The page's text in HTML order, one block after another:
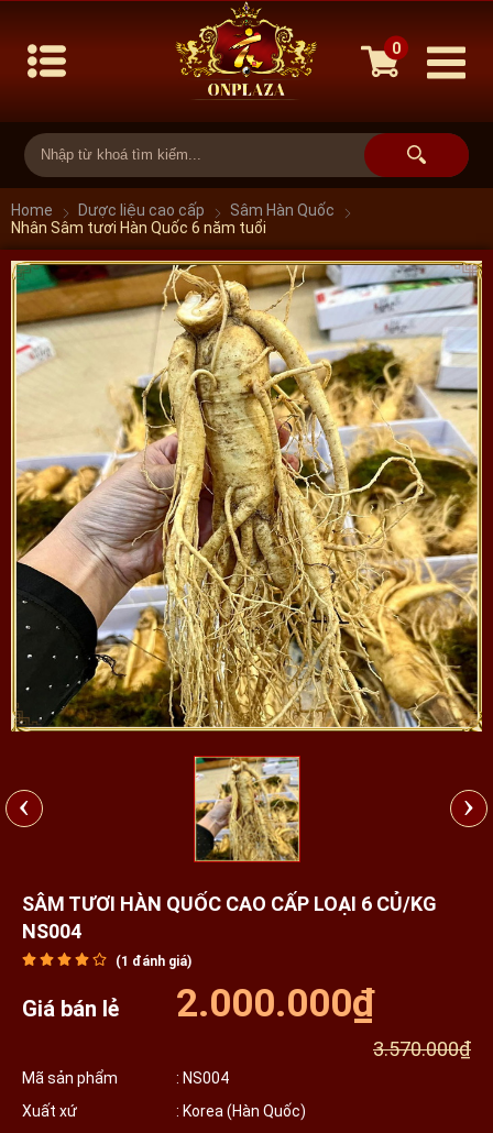
0
Home Dược liệu cao cấp
Sâm Hàn Quốc
Nhân Sâm tươi Hàn Quốc 6 năm tuổi
‹ ›
SÂM TƯƠI HÀN QUỐC CAO CẤP LOẠI 6 CỦ/KG
NS004
(1 đánh giá)
Giá bán lẻ 2.000.000₫
3.570.000₫
Mã sản phẩm
: NS004
Xuất xứ
: Korea (Hàn Quốc)